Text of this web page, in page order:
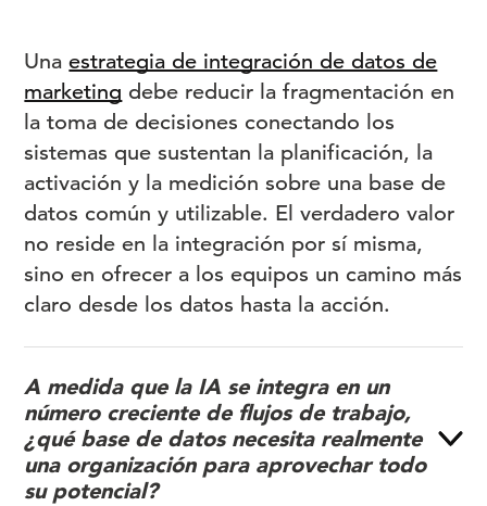
Unaestrategia de integración de datos de
marketing debe reducir la fragmentación en
la toma de decisiones conectando los
sistemas que sustentan la planificación, la
activación y la medición sobre una base de
datos común y utilizable. El verdadero valor
no reside en la integración por sí misma,
sino en ofrecer a los equipos un camino más
claro desde los datos hasta la acción.
A medida que la IA se integra en un
número creciente de flujos de trabajo,
¿qué base de datos necesita realmente
una organización para aprovechar todo
su potencial?